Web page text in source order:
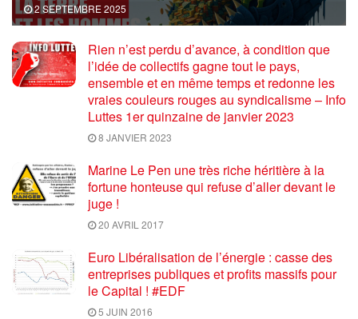
2 SEPTEMBRE 2025
Rien n’est perdu d’avance, à condition que
l’idée de collectifs gagne tout le pays,
ensemble et en même temps et redonne les
vraies couleurs rouges au syndicalisme – Info
Luttes 1er quinzaine de janvier 2023
8 JANVIER 2023
Marine Le Pen une très riche héritière à la
fortune honteuse qui refuse d’aller devant le
juge !
20 AVRIL 2017
Euro Libéralisation de l’énergie : casse des
entreprises publiques et profits massifs pour
le Capital ! #EDF
5 JUIN 2016